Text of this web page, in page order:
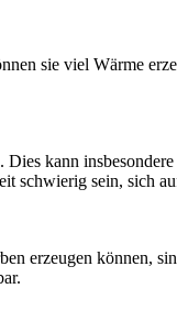
sie viel Wärme
kann
sein, sich
erzeugen können,